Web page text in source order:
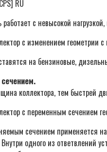
работает с невысокой
на бензиновые,
коллектора, тем быстрей
сечением применяется
одного из ответвлений